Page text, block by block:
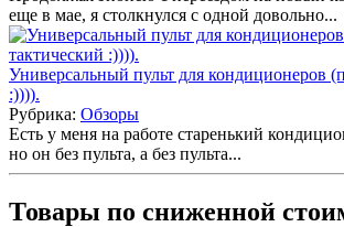
еще в мае, я столкнулся с одной довольно...
Универсальный пульт для кондиционеров
:)))).
Рубрика: Обзоры
Есть у меня на работе старенький
но он без пульта, а без пульта...
Товары по сниженной